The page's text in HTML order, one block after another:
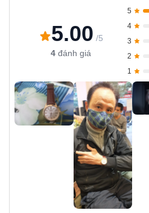
5.00 /5
4 đánh giá
5
4
3
2
1